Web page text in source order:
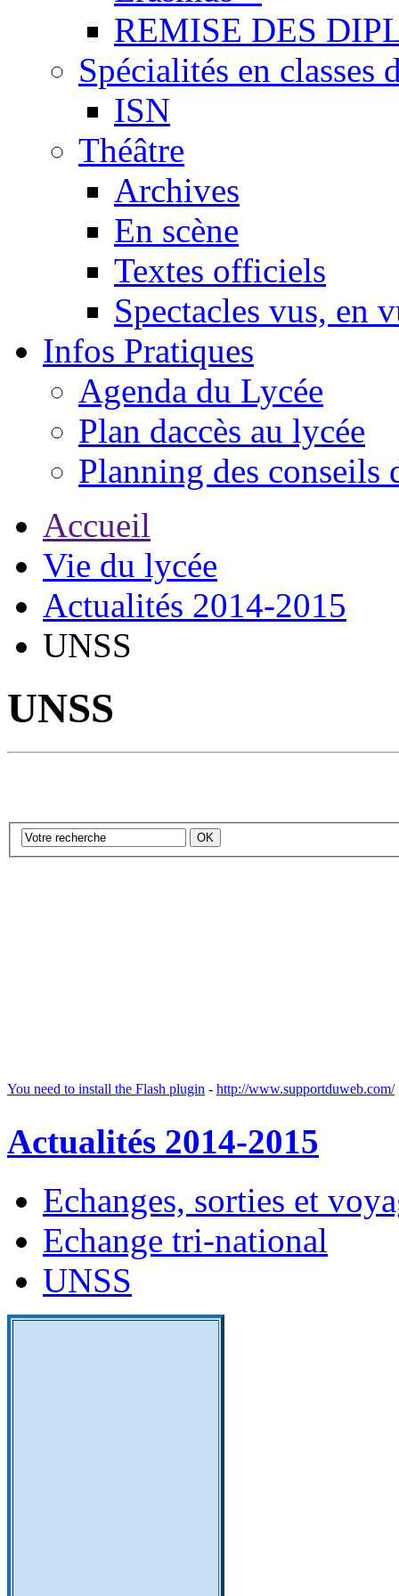
REMISE DES
Spécialités en classes
ISN
Théâtre
Archives
En scène
Textes officiels
Spectacles vus, en
Infos Pratiques
Agenda du Lycée
Plan daccès au lycée
Planning des conseils
Accueil
Vie du lycée
Actualités 2014-2015
UNSS
UNSS
You need to install the Flash plugin - http://www.supportduweb.com/
Actualités 2014-2015
Echanges, sorties et
Echange tri-national
UNSS